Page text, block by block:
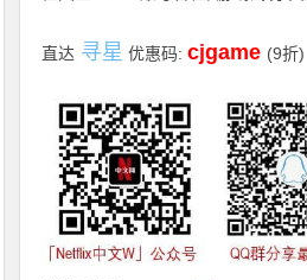
直达寻星 优惠码: cjgame (9折)